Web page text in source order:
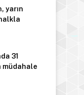
yarın
31
müdahale